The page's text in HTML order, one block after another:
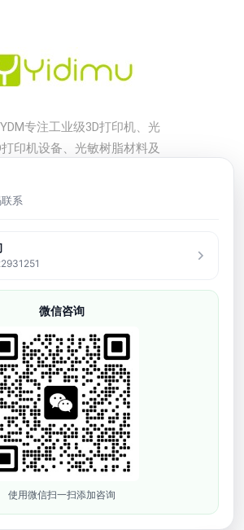
专注工业级3D打印机、光
打印机设备、光敏树脂材料及
、工业模型、牙科、珠宝、
友情链接
软胶弹性3D打印机
工业级3D打印机
光敏树脂耗材
3D打印配件
3d模型打样
系
微信咨询
使用微信扫一扫添加咨询